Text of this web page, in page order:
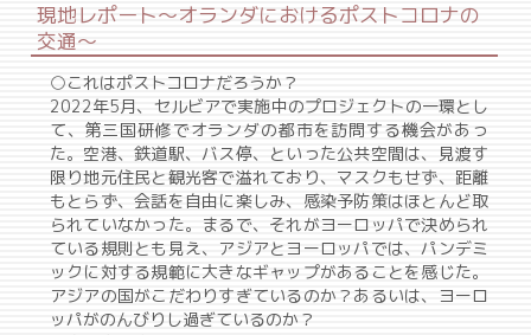
現地レポート～オランダにおけるポストコロナの
交通～
○これはポストコロナだろうか？
2022年5月、セルビアで実施中のプロジェクトの一環とし
て、第三国研修でオランダの都市を訪問する機会があっ
た。空港、鉄道駅、バス停、といった公共空間は、見渡す
限り地元住民と観光客で溢れており、マスクもせず、距離
もとらず、会話を自由に楽しみ、感染予防策はほとんど取
られていなかった。まるで、それがヨーロッパで決められ
ている規則とも見え、アジアとヨーロッパでは、パンデミ
ックに対する規範に大きなギャップがあることを感じた。
アジアの国がこだわりすぎているのか？あるいは、ヨーロ
ッパがのんびりし過ぎているのか？